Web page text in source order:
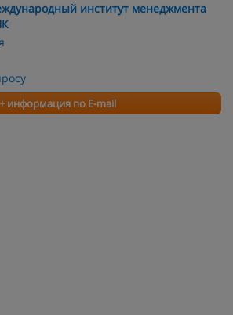
институт менеджмента
+ информация по E-mail